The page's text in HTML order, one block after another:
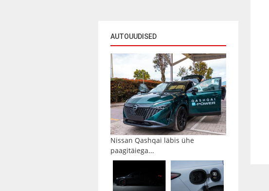
AUTOUUDISED
Nissan Qashqai läbis ühe
paagitäiega...